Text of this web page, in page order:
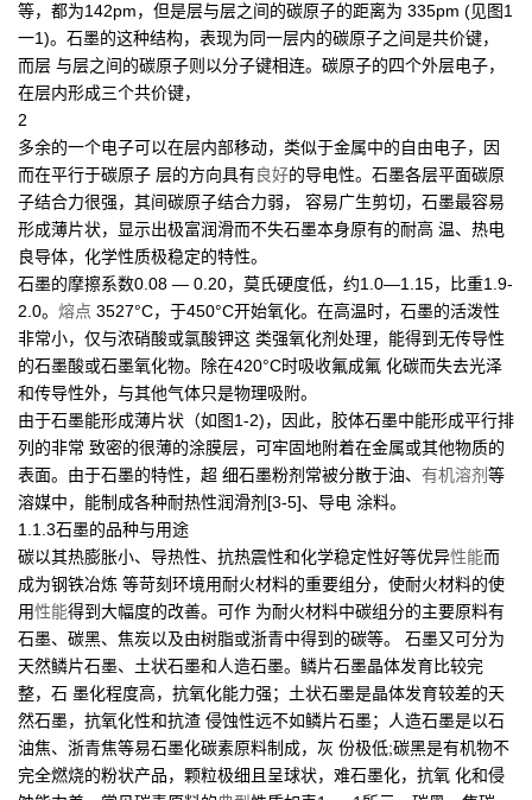
等，都为142pm，但是层与层之间的碳原子的距离为 335pm (见图1
一1)。石墨的这种结构，表现为同一层内的碳原子之间是共价键，
而层 与层之间的碳原子则以分子键相连。碳原子的四个外层电子，
在层内形成三个共价键，
2
多余的一个电子可以在层内部移动，类似于金属中的自由电子，因
而在平行于碳原子 层的方向具有良好的导电性。石墨各层平面碳原
子结合力很强，其间碳原子结合力弱， 容易广生剪切，石墨最容易
形成薄片状，显示出极富润滑而不失石墨本身原有的耐高 温、热电
良导体，化学性质极稳定的特性。
石墨的摩擦系数0.08 — 0.20，莫氏硬度低，约1.0—1.15，比重1.9-
2.0。 熔点 3527°C，于450°C开始氧化。在高温时，石墨的活泼性
非常小，仅与浓硝酸或氯酸钾这 类强氧化剂处理，能得到无传导性
的石墨酸或石墨氧化物。除在420°C时吸收氟成氟 化碳而失去光泽
和传导性外，与其他气体只是物理吸附。
由于石墨能形成薄片状（如图1-2)，因此，胶体石墨中能形成平行排
列的非常 致密的很薄的涂膜层，可牢固地附着在金属或其他物质的
表面。由于石墨的特性，超 细石墨粉剂常被分散于油、 有机溶剂等
溶媒中，能制成各种耐热性润滑剂[3-5]、导电 涂料。
1.1.3石墨的品种与用途
碳以其热膨胀小、导热性、抗热震性和化学稳定性好等优异性能而
成为钢铁冶炼 等苛刻环境用耐火材料的重要组分，使耐火材料的使
用性能得到大幅度的改善。可作 为耐火材料中碳组分的主要原料有
石墨、碳黑、焦炭以及由树脂或浙青中得到的碳等。 石墨又可分为
天然鳞片石墨、土状石墨和人造石墨。鳞片石墨晶体发育比较完
整，石 墨化程度高，抗氧化能力强；土状石墨是晶体发育较差的天
然石墨，抗氧化性和抗渣 侵蚀性远不如鳞片石墨；人造石墨是以石
油焦、浙青焦等易石墨化碳素原料制成，灰 份极低;碳黑是有机物不
完全燃烧的粉状产品，颗粒极细且呈球状，难石墨化，抗氧 化和侵